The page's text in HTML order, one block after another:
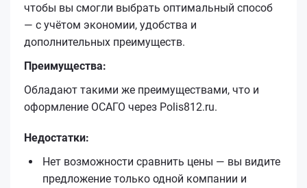
чтобы вы смогли выбрать оптимальный способ
— с учётом экономии, удобства и
дополнительных преимуществ.
Преимущества:
Обладают такими же преимуществами, что и
оформление ОСАГО через Polis812.ru.
Недостатки:
Нет возможности сравнить цены — вы видите
предложение только одной компании и